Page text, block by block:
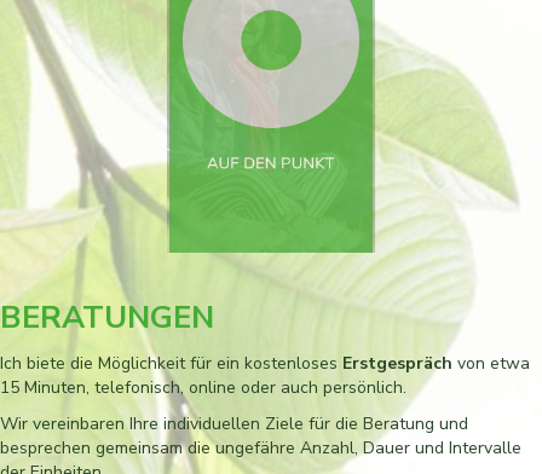
BERATUNGEN
Ich biete die Möglichkeit für ein kostenloses Erstgespräch von etwa
15 Minuten, telefonisch, online oder auch persönlich.
Wir vereinbaren Ihre individuellen Ziele für die Beratung und
besprechen gemeinsam die ungefähre Anzahl, Dauer und Intervalle